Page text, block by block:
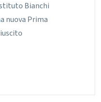
Bianchi
nuova Prima